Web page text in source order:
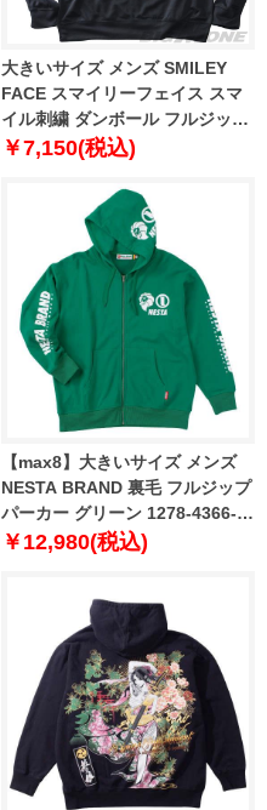
大きいサイズ メンズ SMILEY
FACE スマイリーフェイス スマ
イル刺繍 ダンボール フルジップ
パーカー 12439516
￥7,150(税込)
【max8】大きいサイズ メンズ
NESTA BRAND 裏毛 フルジップ
パーカー グリーン 1278-4366-1
3L 4L 5L 6L 8L
￥12,980(税込)